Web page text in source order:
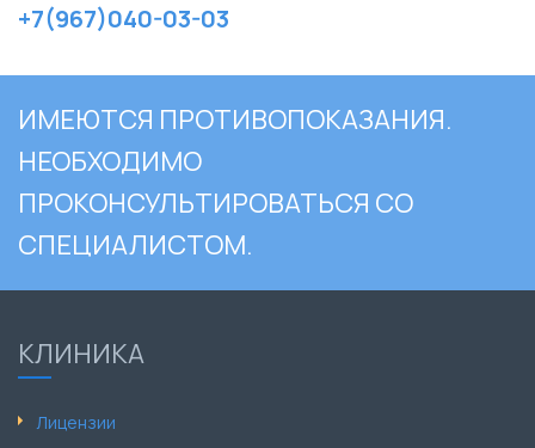
+7(967)040-03-03
ИМЕЮТСЯ ПРОТИВОПОКАЗАНИЯ.
НЕОБХОДИМО
ПРОКОНСУЛЬТИРОВАТЬСЯ СО
СПЕЦИАЛИСТОМ.
КЛИНИКА
Лицензии